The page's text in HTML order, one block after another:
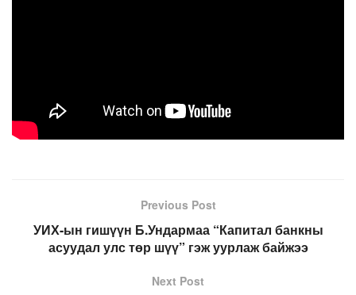
Previous Post
УИХ-ын гишүүн Б.Ундармаа “Капитал банкны
асуудал улс төр шүү” гэж уурлаж байжээ
Next Post